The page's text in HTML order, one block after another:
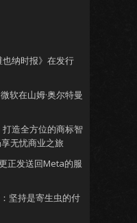
也纳时报》在发行
软在山姆·奥尔特曼
造全方位的商标智
无忧商业之旅
正发送回Meta的服
坚持是寄生虫的付